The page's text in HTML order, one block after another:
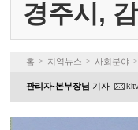
경주시,
홈 > 지역뉴스 > 사회분야 >
관리자-본부장님 기자